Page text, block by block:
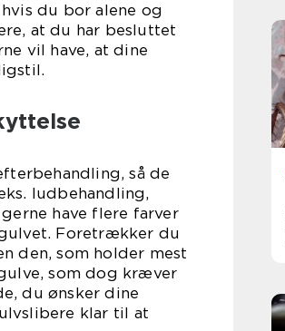
du bor alene og
at du har besluttet
vil have, at dine
så de
ludbehandling,
have flere farver
Foretrækker du
den, som holder mest
som dog kræver
du ønsker dine
klar til at